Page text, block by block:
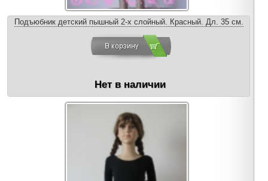
Подъюбник детский пышный 2-х слойный. Красный. Дл. 35 см.
Нет в наличии